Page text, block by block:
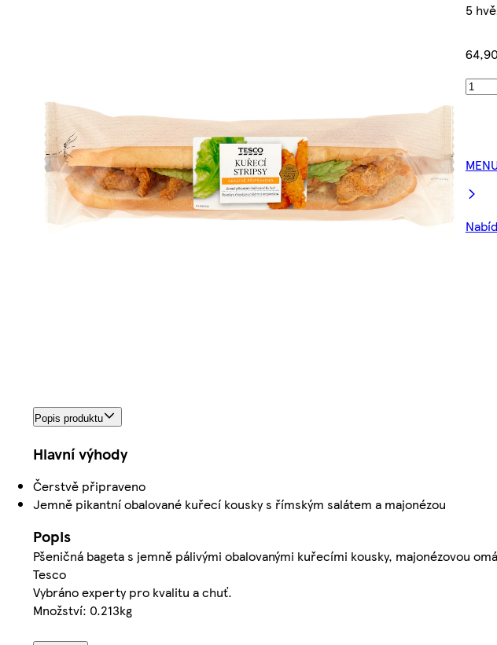
5
Popis produktu
Hlavní výhody
Čerstvě připraveno
Jemně pikantní obalované kuřecí kousky s římským salátem a majonézou
Popis
Pšeničná bageta s jemně pálivými obalovanými kuřecími kousky, majonézovou
Tesco
Vybráno experty pro kvalitu a chuť.
Množství: 0.213kg